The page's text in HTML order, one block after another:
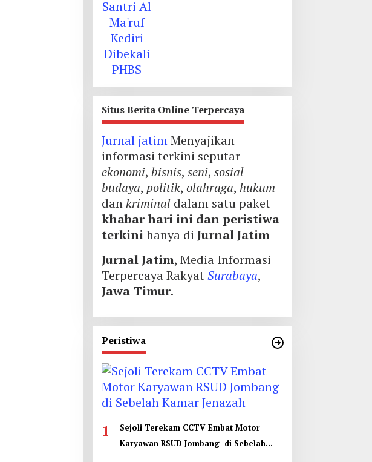
Situs Berita Online Terpercaya
Jurnal jatimMenyajikan
informasi terkini seputar
ekonomi, bisnis, seni, sosial
budaya, politik, olahraga, hukum
dankriminaldalam satu paket
khabar hari ini dan peristiwa
terkinihanya di Jurnal Jatim
Jurnal Jatim, Media Informasi
Terpercaya RakyatSurabaya,
Jawa Timur.
Peristiwa
1
Sejoli Terekam CCTV Embat Motor
Karyawan RSUD Jombang di Sebelah